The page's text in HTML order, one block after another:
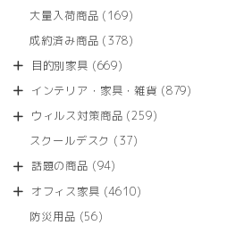
商
の
商
大量入荷商品 169169
の
成約済み商品 378378
商
目的別家具 669669
の
商
インテリア・家具・雑貨 879879
ウィルス対策商品 259259
スクールデスク 3737
商
話題の商品 9494
の
オフィス家具 46104610
防災用品 5656